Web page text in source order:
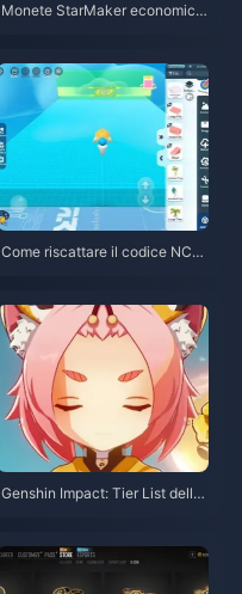
Monete StarMaker economich
Come riscattare il codice NCR
Genshin Impact: Tier List della